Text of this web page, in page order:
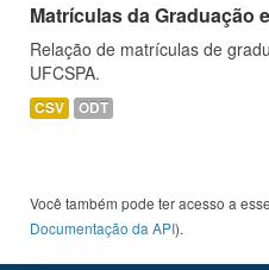
Matrículas da Graduação
Relação de matrículas de
UFCSPA.
CSV ODT
Você também pode ter acesso a
Documentação da API).